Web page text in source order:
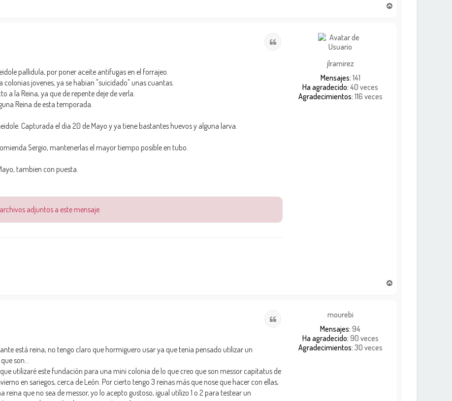
jlramirez
Mensajes: 141
Ha agradecido: 40 veces
Agradecimientos: 116 veces
pallidula, por poner aceite antifugas en el forrajeo.
jovenes, ya se habian "suicidado" unas cuantas.
a la Reina, ya que de repente deje de verla.
Reina de esta temporada.
Capturada el dia 20 de Mayo y ya tiene bastantes huevos y alguna larva.
Sergio, mantenerlas el mayor tiempo posible en tubo.
tambien con puesta.
adjuntos a este mensaje.
mourebi
Mensajes: 94
Ha agradecido: 90 veces
Agradecimientos: 30 veces
está reina, no tengo claro que hormiguero usar ya que tenía pensado utilizar un
son...
utilizaré este fundación para una mini colonia de lo que creo que son messor capitatus de
en sariegos, cerca de León. Por cierto tengo 3 reinas más que nose que hacer con ellas,
que no sea de messor, yo lo acepto gustoso, igual utilizo 1 o 2 para testear un